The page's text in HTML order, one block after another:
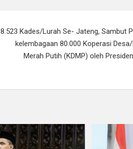
8.523 Kades/Lurah Se- Jateng, Sambut
kelembagaan 80.000 Koperasi
Merah Putih (KDMP) oleh